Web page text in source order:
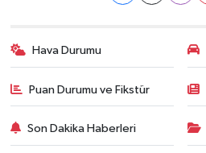
Hava Durumu
Puan Durumu ve Fikstür
Son Dakika Haberleri